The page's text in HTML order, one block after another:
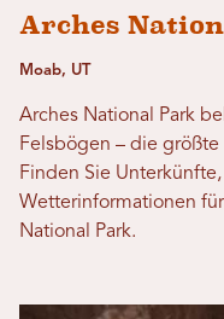
Arches
Moab, UT
Arches National Park
Felsbögen – die
Finden Sie
Wetterinformationen
National Park.